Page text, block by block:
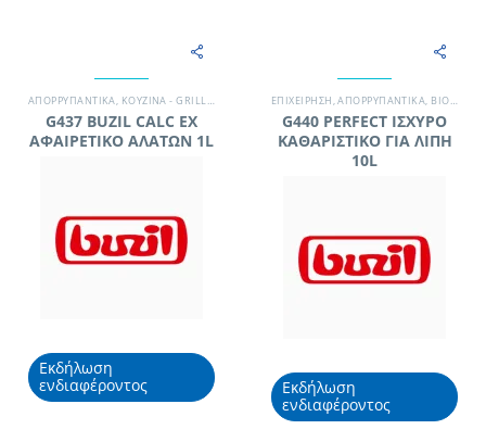
ΑΠΟΡΡΥΠΑΝΤΙΚΆ, ΚΟΥΖΊΝΑ - GRILL,ΞΕΝΟΔΟΧΕΊΟ,ΧΗΜΙΚΆ - ΑΠΟΡΡΥΠΑΝΤΙΚΆ
G437 BUZIL CALC EX
ΑΦΑΙΡΕΤΙΚΟ ΑΛΑΤΩΝ 1L
Εκδήλωση
ενδιαφέροντος
EΠΙΧΕΊΡΗΣΗ,ΑΠΟΡΡΥΠΑΝΤΙΚΆ, ΒΙΟΜΗΧΑΝΊΑ ΤΡΟΦΊΜΩΝ
G440 PERFECT ΙΣΧΥΡΟ
ΚΑΘΑΡΙΣΤΙΚΟ ΓΙΑ ΛΙΠΗ
10L
Εκδήλωση
ενδιαφέροντος